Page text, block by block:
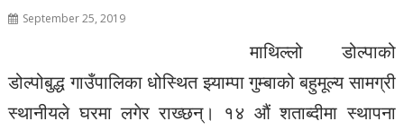
September 25, 2019
माथिल्लो डोल्पाको
डोल्पोबुद्ध गाउँपालिका धोस्थित झ्याम्पा गुम्बाको बहुमूल्य सामग्री
स्थानीयले घरमा लगेर राख्छन्। १४ औं शताब्दीमा स्थापना